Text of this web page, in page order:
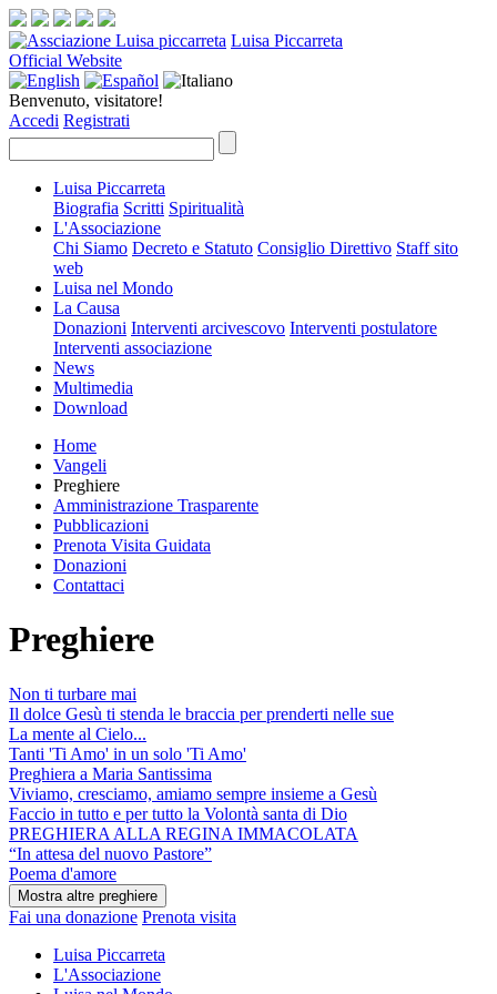
Luisa Piccarreta
Official Website
Benvenuto, visitatore!
Accedi Registrati
Luisa Piccarreta
Biografia Scritti Spiritualità
L'Associazione
Chi Siamo Decreto e Statuto Consiglio Direttivo Staff sito
web
Luisa nel Mondo
La Causa
Donazioni Interventi arcivescovo Interventi postulatore
Interventi associazione
News
Multimedia
Download
Home
Vangeli
Preghiere
Amministrazione Trasparente
Pubblicazioni
Prenota Visita Guidata
Donazioni
Contattaci
Preghiere
Non ti turbare mai
Il dolce Gesù ti stenda le braccia per prenderti nelle sue
La mente al Cielo...
Tanti 'Ti Amo' in un solo 'Ti Amo'
Preghiera a Maria Santissima
Viviamo, cresciamo, amiamo sempre insieme a Gesù
Faccio in tutto e per tutto la Volontà santa di Dio
PREGHIERA ALLA REGINA IMMACOLATA
“In attesa del nuovo Pastore”
Poema d'amore
Fai una donazione Prenota visita
Luisa Piccarreta
L'Associazione